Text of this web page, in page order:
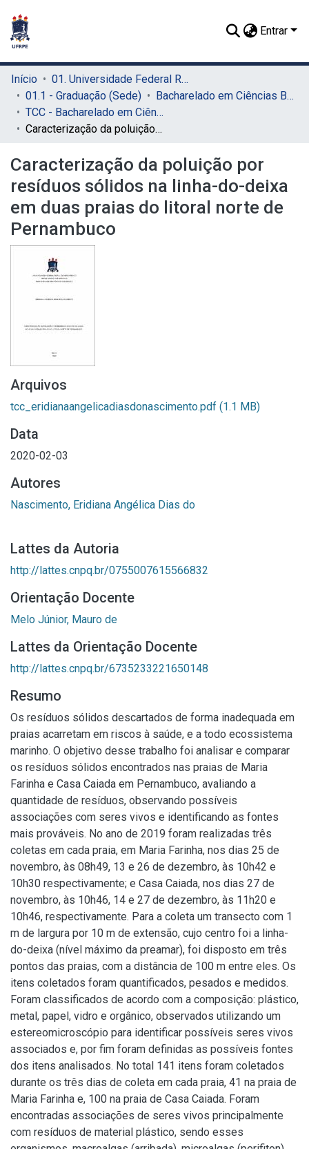
Entrar
Início
01. Universidade Federal Rural de Pernambuco - UFRPE (Sede)
01.1 - Graduação (Sede)
Bacharelado em Ciências Biológicas (Sede)
TCC - Bacharelado em Ciências Biológicas (Sede)
Caracterização da poluição por resíduos sólidos na linha-do-deixa em duas praias do litoral norte de Pernambuco
Caracterização da poluição por
resíduos sólidos na linha-do-deixa
em duas praias do litoral norte de
Pernambuco
Arquivos
tcc_eridianaangelicadiasdonascimento.pdf (1.1 MB)
Data
2020-02-03
Autores
Nascimento, Eridiana Angélica Dias do
Lattes da Autoria
http://lattes.cnpq.br/0755007615566832
Orientação Docente
Melo Júnior, Mauro de
Lattes da Orientação Docente
http://lattes.cnpq.br/6735233221650148
Resumo
Os resíduos sólidos descartados de forma inadequada em
praias acarretam em riscos à saúde, e a todo ecossistema
marinho. O objetivo desse trabalho foi analisar e comparar
os resíduos sólidos encontrados nas praias de Maria
Farinha e Casa Caiada em Pernambuco, avaliando a
quantidade de resíduos, observando possíveis
associações com seres vivos e identificando as fontes
mais prováveis. No ano de 2019 foram realizadas três
coletas em cada praia, em Maria Farinha, nos dias 25 de
novembro, às 08h49, 13 e 26 de dezembro, às 10h42 e
10h30 respectivamente; e Casa Caiada, nos dias 27 de
novembro, às 10h46, 14 e 27 de dezembro, às 11h20 e
10h46, respectivamente. Para a coleta um transecto com 1
m de largura por 10 m de extensão, cujo centro foi a linha-
do-deixa (nível máximo da preamar), foi disposto em três
pontos das praias, com a distância de 100 m entre eles. Os
itens coletados foram quantificados, pesados e medidos.
Foram classificados de acordo com a composição: plástico,
metal, papel, vidro e orgânico, observados utilizando um
estereomicroscópio para identificar possíveis seres vivos
associados e, por fim foram definidas as possíveis fontes
dos itens analisados. No total 141 itens foram coletados
durante os três dias de coleta em cada praia, 41 na praia de
Maria Farinha e, 100 na praia de Casa Caiada. Foram
encontradas associações de seres vivos principalmente
com resíduos de material plástico, sendo esses